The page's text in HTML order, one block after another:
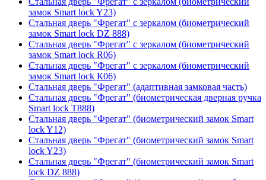
замок Smart lock Y23)
Стальная дверь "Фрегат" с зеркалом (биометрический
замок Smart lock DZ 888)
Стальная дверь "Фрегат" с зеркалом (биометрический
замок Smart lock R06)
Стальная дверь "Фрегат" с зеркалом (биометрический
замок Smart lock К06)
Стальная дверь "Фрегат" (адаптивная замковая часть)
Стальная дверь "Фрегат" (биометрическая дверная ручка
Smart lock T888)
Стальная дверь "Фрегат" (биометрический замок Smart
lock Y12)
Стальная дверь "Фрегат" (биометрический замок Smart
lock Y23)
Стальная дверь "Фрегат" (биометрический замок Smart
lock DZ 888)